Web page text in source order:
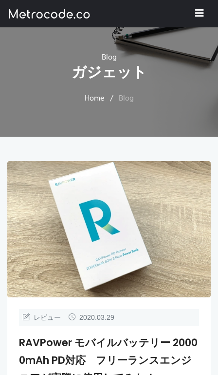
Blog
ガジェット
Home / Blog
レビュー 2020.03.29
RAVPower モバイルバッテリー 2000
0mAh PD対応 フリーランスエンジ